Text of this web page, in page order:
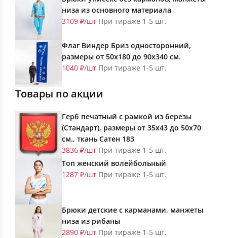
низа из основного материала
3109 ₽/шт При тираже 1-5 шт.
Флаг Виндер Бриз односторонний,
размеры от 50х180 до 90х340 см.
1040 ₽/шт При тираже 1-5 шт.
Товары по акции
Герб печатный с рамкой из березы
(Стандарт), размеры от 35х43 до 50х70
см., ткань Сатен 183
3836 ₽/шт При тираже 1-5 шт.
Топ женский волейбольный
1287 ₽/шт При тираже 1-5 шт.
Брюки детские с карманами, манжеты
низа из рибаны
2890 ₽/шт При тираже 1-5 шт.